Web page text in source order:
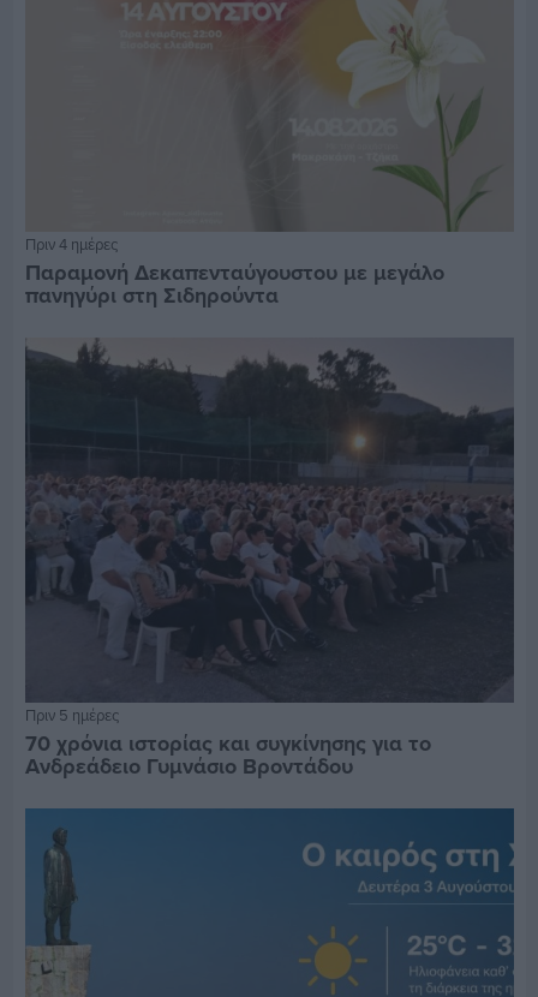
Πριν 4 ημέρες
Παραμονή Δεκαπενταύγουστου με μεγάλο
πανηγύρι στη Σιδηρούντα
Πριν 5 ημέρες
70 χρόνια ιστορίας και συγκίνησης για το
Ανδρεάδειο Γυμνάσιο Βροντάδου